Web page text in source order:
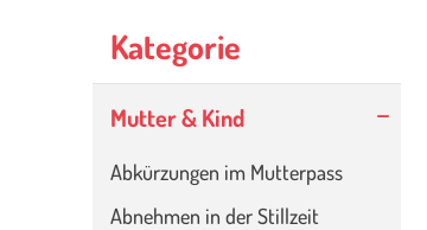
Kategorie
überspringen
Mutter & Kind
Abkürzungen im Mutterpass
Abnehmen in der Stillzeit